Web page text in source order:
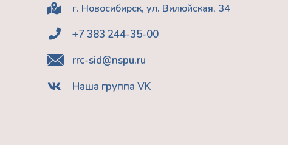
г. Новосибирск, ул. Вилюйская, 34
+7 383 244-35-00
rrc-sid@nspu.ru
Наша группа VK